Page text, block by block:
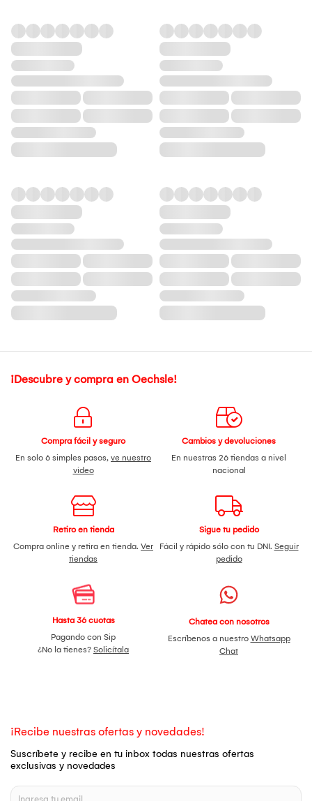
¡Descubre y compra en Oechsle!
Compra fácil y seguro
En solo 6 simples pasos, ve nuestro
video
Cambios y devoluciones
En nuestras 26 tiendas a nivel
nacional
Retiro en tienda
Compra online y retira en tienda. Ver
tiendas
Sigue tu pedido
Fácil y rápido sólo con tu DNI. Seguir
pedido
Hasta 36 cuotas
Pagando con Sip
¿No la tienes? Solicítala
Chatea con nosotros
Escríbenos a nuestro Whatsapp
Chat
¡Recibe nuestras ofertas y novedades!
Suscríbete y recibe en tu inbox todas nuestras ofertas
exclusivas y novedades